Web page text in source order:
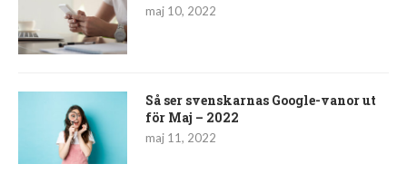
maj 10, 2022
Så ser svenskarnas Google-vanor ut
för Maj – 2022
maj 11, 2022